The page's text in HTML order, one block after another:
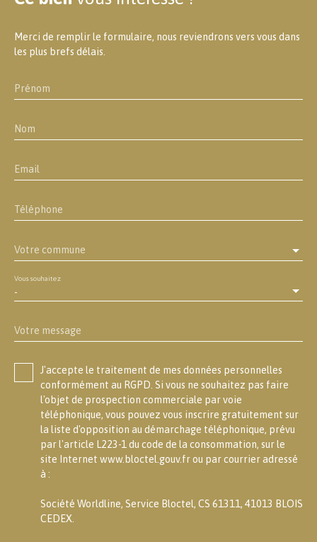
Merci de remplir le formulaire, nous reviendrons vers vous dans
les plus brefs délais.
Prénom
Nom
Email
Téléphone
Votre commune
-
Vous souhaitez
Votre message
J'accepte le traitement de mes données personnelles
conformément au RGPD. Si vous ne souhaitez pas faire
l'objet de prospection commerciale par voie
téléphonique, vous pouvez vous inscrire gratuitement sur
la liste d'opposition au démarchage téléphonique, prévu
par l'article L223-1 du code de la consommation, sur le
site Internet www.bloctel.gouv.fr ou par courrier adressé
à :
Société Worldline, Service Bloctel, CS 61311, 41013 BLOIS
CEDEX.